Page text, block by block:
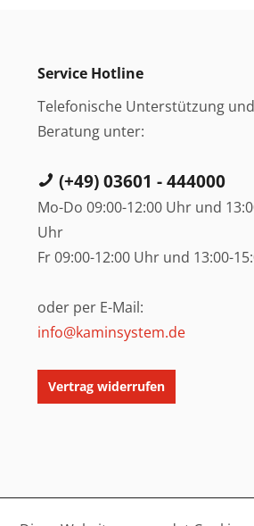
Service Hotline
Telefonische Unterstützung und
Beratung unter:
(+49) 03601 - 444000
Mo-Do 09:00-12:00 Uhr und
Uhr
Fr 09:00-12:00 Uhr und 13:00-
oder per E-Mail:
info@kaminsystem.de
Vertrag widerrufen